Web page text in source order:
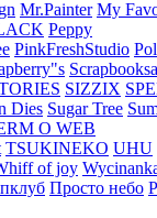
Mr.Painter My
Peppy
PinkFreshStudio
SIZZIX
Dies Sugar Tree
O WEB
TSUKINEKO UHU
of joy
Просто небо